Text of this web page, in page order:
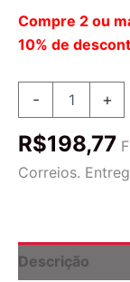
Compre 2 ou
10% de
-
Teanina
mg
e
+
R$198,77
Correios.
Descrição